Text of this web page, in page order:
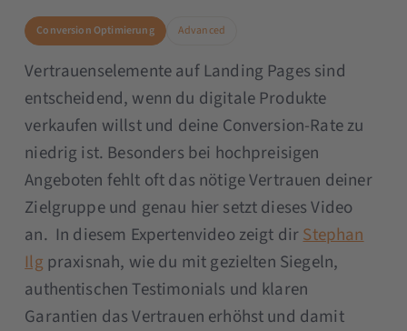
Conversion Optimierung Advanced
Vertrauenselemente auf Landing Pages sind
entscheidend, wenn du digitale Produkte
verkaufen willst und deine Conversion-Rate zu
niedrig ist. Besonders bei hochpreisigen
Angeboten fehlt oft das nötige Vertrauen deiner
Zielgruppe und genau hier setzt dieses Video
an. In diesem Expertenvideo zeigt dirStephan
Ilg praxisnah, wie du mit gezielten Siegeln,
authentischen Testimonials und klaren
Garantien das Vertrauen erhöhst und damit